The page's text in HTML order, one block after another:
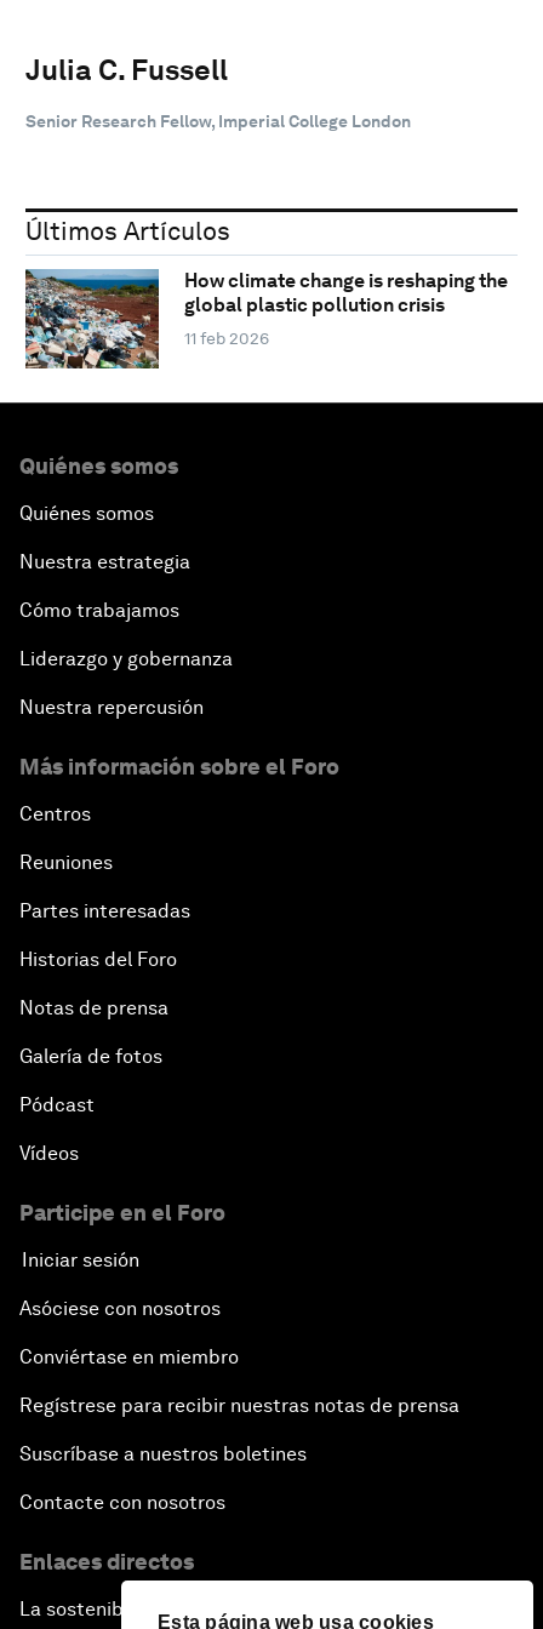
Esta página web usa cookies
Julia C. Fussell
Senior Research Fellow, Imperial College London
Últimos Artículos
How climate change is reshaping the
global plastic pollution crisis
11 feb 2026
Quiénes somos
Quiénes somos
Nuestra estrategia
Cómo trabajamos
Liderazgo y gobernanza
Nuestra repercusión
Más información sobre el Foro
Centros
Reuniones
Partes interesadas
Historias del Foro
Notas de prensa
Galería de fotos
Pódcast
Vídeos
Participe en el Foro
Iniciar sesión
Asóciese con nosotros
Conviértase en miembro
Regístrese para recibir nuestras notas de prensa
Suscríbase a nuestros boletines
Contacte con nosotros
Enlaces directos
La sostenibilidad en el Foro